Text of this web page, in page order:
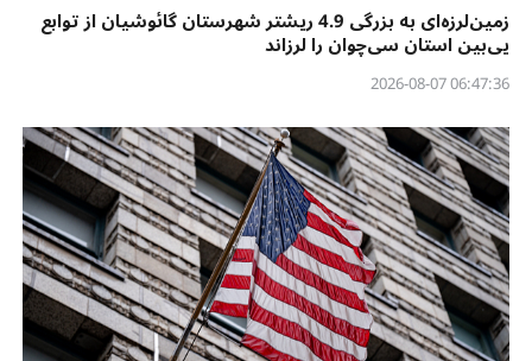
زمین‌لرزه‌ای به بزرگی 4.9 ریشتر شهرستان گائوشیان از توابع
یی‌بین استان سی‌چوان را لرزاند
06:47:36 2026-08-07